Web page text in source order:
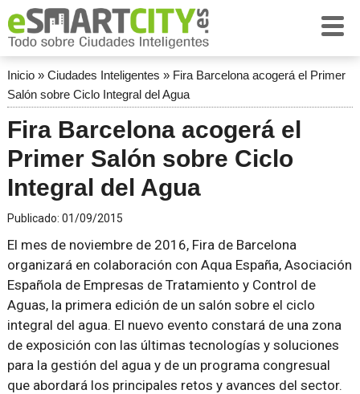
Inicio» Ciudades Inteligentes » Fira Barcelona acogerá el Primer
Salón sobre Ciclo Integral del Agua
Fira Barcelona acogerá el
Primer Salón sobre Ciclo
Integral del Agua
Publicado: 01/09/2015
El mes de noviembre de 2016, Fira de Barcelona
organizará en colaboración con Aqua España, Asociación
Española de Empresas de Tratamiento y Control de
Aguas, la primera edición de un salón sobre el ciclo
integral del agua. El nuevo evento constará de una zona
de exposición con las últimas tecnologías y soluciones
para la gestión del agua y de un programa congresual
que abordará los principales retos y avances del sector.